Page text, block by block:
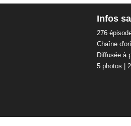
Infos
276
Chaîne
Diffusée à
5 photos